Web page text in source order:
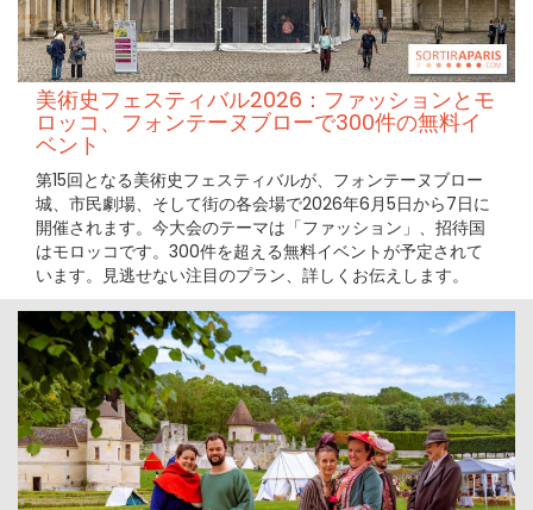
美術史フェスティバル2026：ファッションとモ
ロッコ、フォンテーヌブローで300件の無料イ
ベント
第15回となる美術史フェスティバルが、フォンテーヌブロー
城、市民劇場、そして街の各会場で2026年6月5日から7日に
開催されます。今大会のテーマは「ファッション」、招待国
はモロッコです。300件を超える無料イベントが予定されて
います。見逃せない注目のプラン、詳しくお伝えします。